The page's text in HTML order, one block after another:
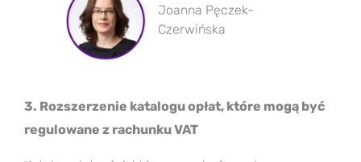
Joanna Pęczek-
Czerwińska
3. Rozszerzenie katalogu opłat, które mogą być
regulowane z rachunku VAT